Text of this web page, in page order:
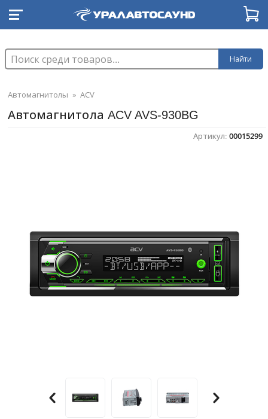
Найти
Автомагнитолы » ACV
Автомагнитола ACV AVS-930BG
Артикул: 00015299